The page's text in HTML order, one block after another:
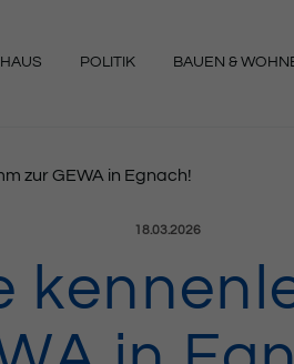
POLITIK BAUEN &
zur GEWA in Egnach!
Veröffentlicht am:
18.03.2026